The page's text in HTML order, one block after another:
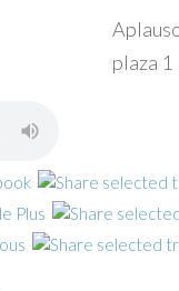
plaza 1